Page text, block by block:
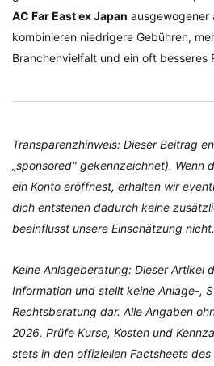
AC Far East ex Japan ausgewogener
kombinieren niedrigere Gebühren,
Branchenvielfalt und ein oft besseres
Transparenzhinweis: Dieser Beitrag
„sponsored" gekennzeichnet). Wenn
ein Konto eröffnest, erhalten wir
dich entstehen dadurch keine
beeinflusst unsere Einschätzung nicht.
Keine Anlageberatung: Dieser Artikel
Information und stellt keine Anlage-,
Rechtsberatung dar. Alle Angaben
2026. Prüfe Kurse, Kosten und
stets in den offiziellen Factsheets